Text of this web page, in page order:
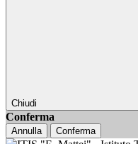
Chiudi
Conferma
Annulla Conferma